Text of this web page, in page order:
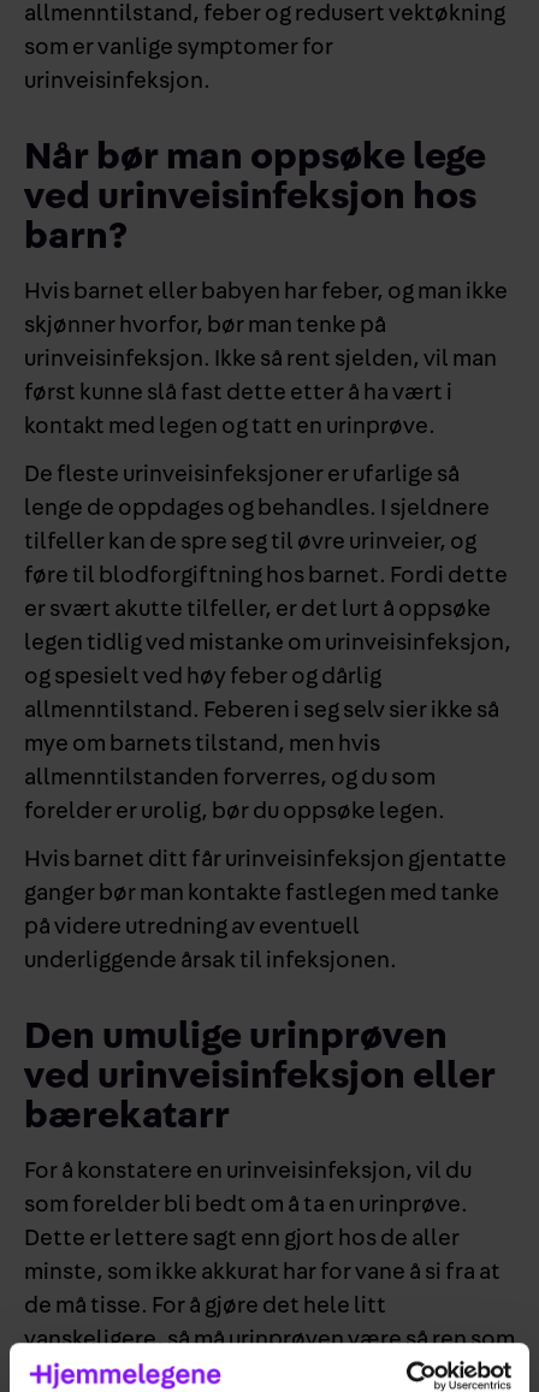
allmenntilstand, feber og redusert vektøkning
som er vanlige symptomer for
urinveisinfeksjon.
Når bør man oppsøke lege
ved urinveisinfeksjon hos
barn?
Hvis barnet eller babyen har feber, og man ikke
skjønner hvorfor, bør man tenke på
urinveisinfeksjon. Ikke så rent sjelden, vil man
først kunne slå fast dette etter å ha vært i
kontakt med legen og tatt en urinprøve.
De fleste urinveisinfeksjoner er ufarlige så
lenge de oppdages og behandles. I sjeldnere
tilfeller kan de spre seg til øvre urinveier, og
føre til blodforgiftning hos barnet. Fordi dette
er svært akutte tilfeller, er det lurt å oppsøke
legen tidlig ved mistanke om urinveisinfeksjon,
og spesielt ved høy feber og dårlig
allmenntilstand. Feberen i seg selv sier ikke så
mye om barnets tilstand, men hvis
allmenntilstanden forverres, og du som
forelder er urolig, bør du oppsøke legen.
Hvis barnet ditt får urinveisinfeksjon gjentatte
ganger bør man kontakte fastlegen med tanke
på videre utredning av eventuell
underliggende årsak til infeksjonen.
Den umulige urinprøven
ved urinveisinfeksjon eller
bærekatarr
For å konstatere en urinveisinfeksjon, vil du
som forelder bli bedt om å ta en urinprøve.
Dette er lettere sagt enn gjort hos de aller
minste, som ikke akkurat har for vane å si fra at
de må tisse. For å gjøre det hele litt
vanskeligere, så må urinprøven være så ren som
mulig, så det holder ikke å samle opp urin fra en